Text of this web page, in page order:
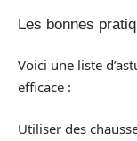
Les bonnes
Voici une liste
efficace :
Utiliser des